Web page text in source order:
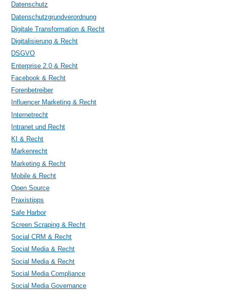
Datenschutz
Datenschutzgrundverordnung
Digitale Transformation & Recht
Digitalisierung & Recht
DSGVO
Enterprise 2.0 & Recht
Facebook & Recht
Forenbetreiber
Influencer Marketing & Recht
Internetrecht
Intranet und Recht
KI & Recht
Markenrecht
Marketing & Recht
Mobile & Recht
Open Source
Praxistipps
Safe Harbor
Screen Scraping & Recht
Social CRM & Recht
Social Media & Recht
Social Media & Recht
Social Media Compliance
Social Media Governance